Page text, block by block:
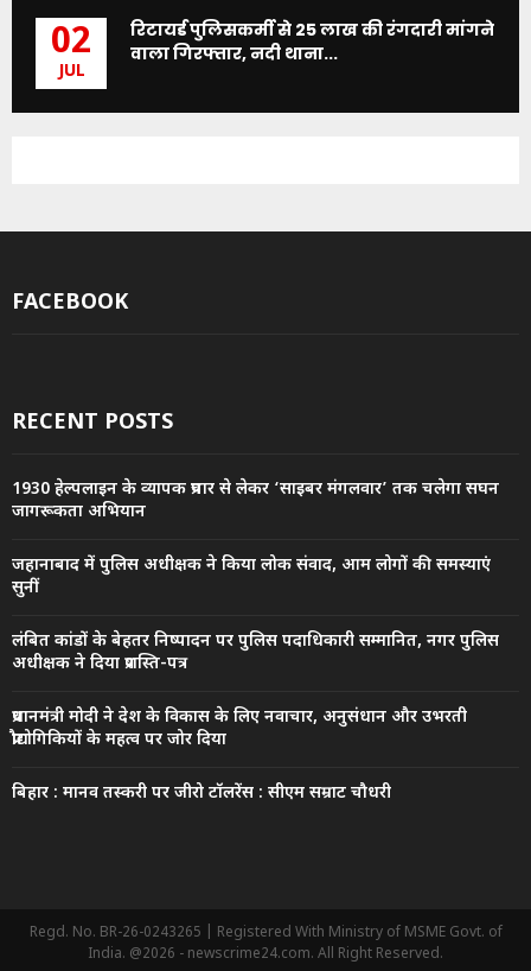
02
JUL
रिटायर्ड पुलिसकर्मी से 25 लाख की रंगदारी मांगने
वाला गिरफ्तार, नदी थाना...
FACEBOOK
RECENT POSTS
1930 हेल्पलाइन के व्यापक प्रचार से लेकर ‘साइबर मंगलवार’ तक चलेगा सघन
जागरूकता अभियान
जहानाबाद में पुलिस अधीक्षक ने किया लोक संवाद, आम लोगों की समस्याएं
सुनीं
लंबित कांडों के बेहतर निष्पादन पर पुलिस पदाधिकारी सम्मानित, नगर पुलिस
अधीक्षक ने दिया प्रशस्ति-पत्र
प्रधानमंत्री मोदी ने देश के विकास के लिए नवाचार, अनुसंधान और उभरती
प्रौद्योगिकियों के महत्व पर जोर दिया
बिहार : मानव तस्करी पर जीरो टॉलरेंस : सीएम सम्राट चौधरी
Regd. No. BR-26-0243265 | Registered With Ministry of MSME Govt. of
India. @2026 - newscrime24.com. All Right Reserved.